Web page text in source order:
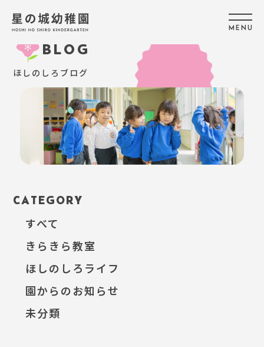
M E N U
BLOG
ほしのしろブログ
CATEGORY
すべて
きらきら教室
ほしのしろライフ
園からのお知らせ
未分類